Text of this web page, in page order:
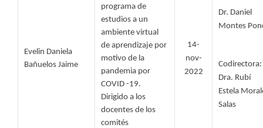
Evelin Daniela
Bañuelos Jaime
programa de
estudios a un
ambiente virtual
de aprendizaje por
motivo de la
pandemia por
COVID -19.
Dirigido a los
docentes de los
comités
14-
nov-
2022
Dr. Daniel
Montes
Codirectora:
Dra. Rubí
Estela
Salas